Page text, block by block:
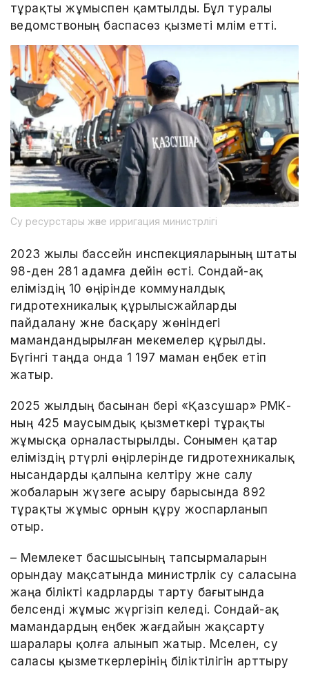
тұрақты жұмыспен қамтылды. Бұл туралы
ведомствоның баспасөз қызметі мәлім етті.
Су ресурстары және ирригация министрлігі
2023 жылы бассейн инспекцияларының штаты
98-ден 281 адамға дейін өсті. Сондай-ақ
еліміздің 10 өңірінде коммуналдық
гидротехникалық құрылысжайларды
пайдалану және басқару жөніндегі
мамандандырылған мекемелер құрылды.
Бүгінгі таңда онда 1 197 маман еңбек етіп
жатыр.
2025 жылдың басынан бері «Қазсушар» РМК-
ның 425 маусымдық қызметкері тұрақты
жұмысқа орналастырылды. Сонымен қатар
еліміздің әртүрлі өңірлерінде гидротехникалық
нысандарды қалпына келтіру және салу
жобаларын жүзеге асыру барысында 892
тұрақты жұмыс орнын құру жоспарланып
отыр.
– Мемлекет басшысының тапсырмаларын
орындау мақсатында министрлік су саласына
жаңа білікті кадрларды тарту бағытында
белсенді жұмыс жүргізіп келеді. Сондай-ақ
мамандардың еңбек жағдайын жақсарту
шаралары қолға алынып жатыр. Мәселен, су
саласы қызметкерлерінің біліктілігін арттыру